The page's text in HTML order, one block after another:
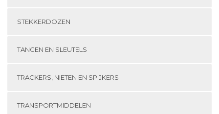
STEKKERDOZEN
TANGEN EN SLEUTELS
TRACKERS, NIETEN EN SPIJKERS
TRANSPORTMIDDELEN